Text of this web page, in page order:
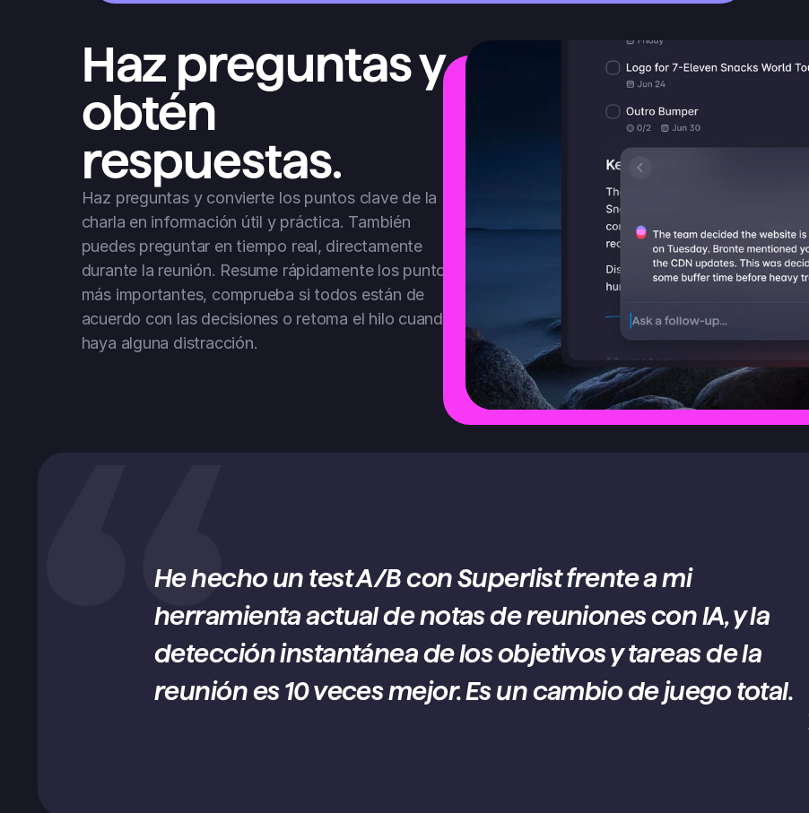
Haz preguntas y
obtén
respuestas.
Haz preguntas y convierte los puntos clave de la
charla en información útil y práctica. También
puedes preguntar en tiempo real, directamente
durante la reunión. Resume rápidamente los puntos
más importantes, comprueba si todos están de
acuerdo con las decisiones o retoma el hilo cuando
haya alguna distracción.
He hecho un test A/B con Superlist frente a mi
herramienta actual de notas de reuniones con IA, y la
detección instantánea de los objetivos y tareas de la
reunión es 10 veces mejor. Es un cambio de juego total.